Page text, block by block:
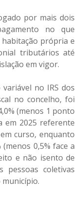
por mais dois
no que
própria e
tributários até
em vigor.
no IRS dos
no concelho, foi
(menos 1 ponto
em 2025 referente
curso, enquanto
0,5% face a
e não isento de
coletivas
município.